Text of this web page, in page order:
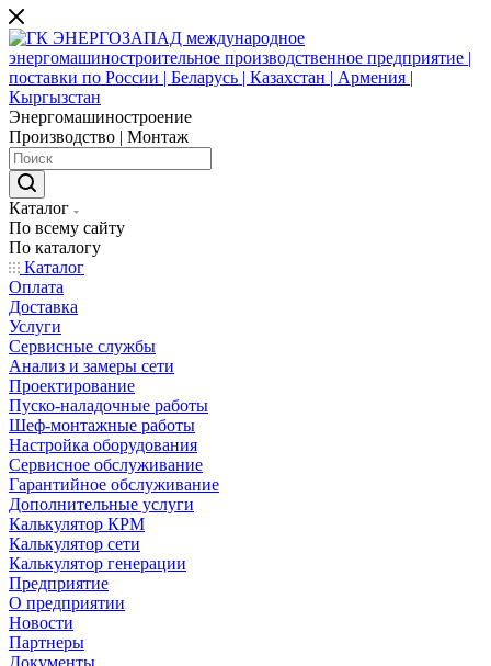
Энергомашиностроение
Производство | Монтаж
Каталог
По всему сайту
По каталогу
Каталог
Оплата
Доставка
Услуги
Сервисные службы
Анализ и замеры сети
Проектирование
Пуско-наладочные работы
Шеф-монтажные работы
Настройка оборудования
Сервисное обслуживание
Гарантийное обслуживание
Дополнительные услуги
Калькулятор КРМ
Калькулятор сети
Калькулятор генерации
Предприятие
О предприятии
Новости
Партнеры
Документы